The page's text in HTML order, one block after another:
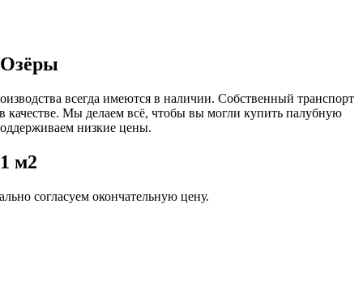
Озёры
всегда имеются в наличии. Собственный транспорт
качестве. Мы делаем всё, чтобы вы могли купить палубную
низкие цены.
м2
согласуем окончательную цену.